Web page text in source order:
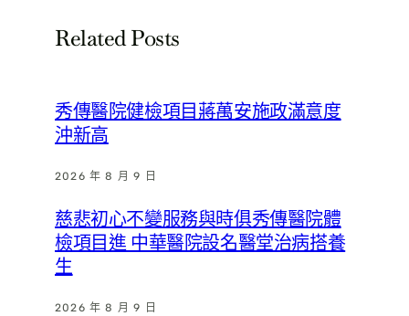
Related Posts
秀傳醫院健檢項目蔣萬安施政滿意度
沖新高
2026 年 8 月 9 日
慈悲初心不變服務與時俱秀傳醫院體
檢項目進 中華醫院設名醫堂治病搭養
生
2026 年 8 月 9 日